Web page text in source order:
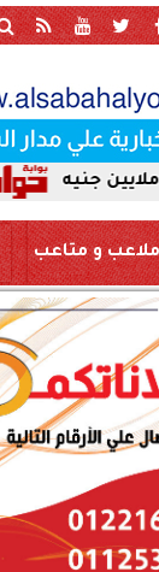
محافظ
ملاعب و متاعب